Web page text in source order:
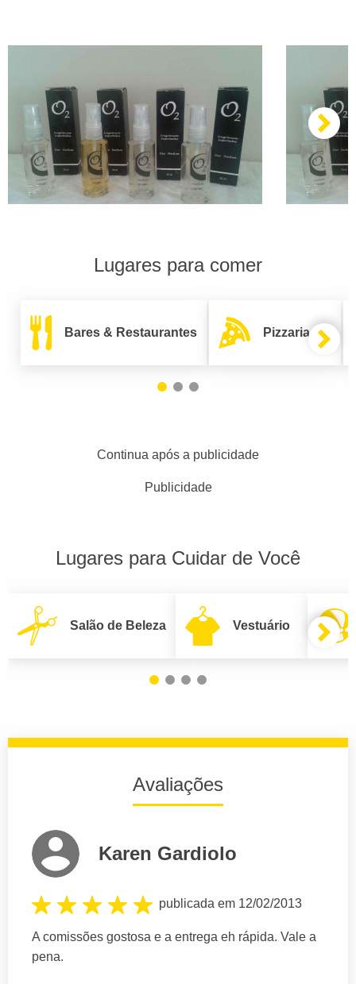
Lugares para comer
Bares & Restaurantes Pizzarias
Continua após a publicidade
Publicidade
Lugares para Cuidar de Você
Salão de Beleza Vestuário
Avaliações
Karen Gardiolo
publicada em 12/02/2013
A comissões gostosa e a entrega eh rápida. Vale a
pena.